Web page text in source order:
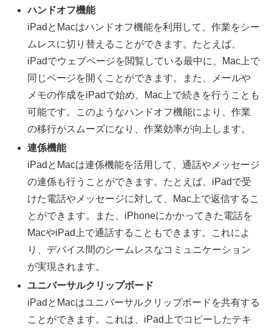
ハンドオフ機能
iPadとMacはハンドオフ機能を利用して、作業をシー
ムレスに切り替えることができます。たとえば、
iPadでウェブページを閲覧している最中に、Mac上で
同じページを開くことができます。また、メールや
メモの作成をiPadで始め、Mac上で続きを行うことも
可能です。このようなハンドオフ機能により、作業
の移行がスムーズになり、作業効率が向上します。
連係機能
iPadとMacは連係機能を活用して、通話やメッセージ
の連係も行うことができます。たとえば、iPadで受
けた電話やメッセージに対して、Mac上で返信するこ
とができます。また、iPhoneにかかってきた電話を
MacやiPad上で通話することもできます。これによ
り、デバイス間のシームレスなコミュニケーション
が実現されます。
ユニバーサルクリップボード
iPadとMacはユニバーサルクリップボードを共有する
ことができます。これは、iPad上でコピーしたテキ